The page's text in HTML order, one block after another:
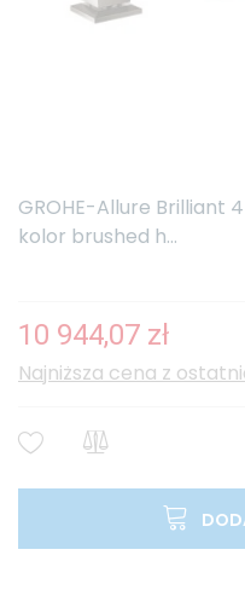
GROHE-Allure Brilliant
kolor brushed h...
10 944,07 zł
Najniższa cena z